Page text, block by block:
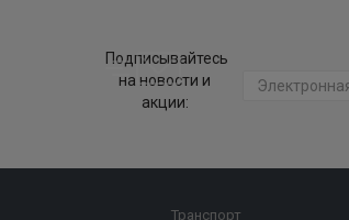
Подписывайтесь
на новости и
акции:
Транспорт